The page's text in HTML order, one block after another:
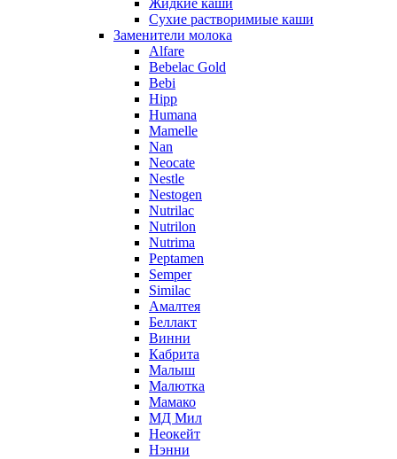
Жидкие каши
Сухие растворимиые каши
Заменители молока
Alfare
Bebelac Gold
Bebi
Hipp
Humana
Mamelle
Nan
Neocate
Nestle
Nestogen
Nutrilac
Nutrilon
Nutrima
Peptamen
Semper
Similac
Амалтея
Беллакт
Винни
Кабрита
Малыш
Малютка
Мамако
МД Мил
Неокейт
Нэнни